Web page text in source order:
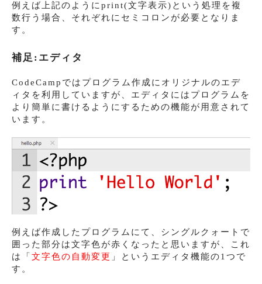
例えば上記のようにprint(文字表示)という処理を複
数行う場合、それぞれにセミコロンが必要となりま
す。
補足:エディタ
CodeCampではプログラム作成にオリジナルのエデ
ィタを利用していますが、エディタにはプログラムを
より簡単に書けるようにするための機能が用意されて
います。
例えば作成したプログラムにて、シングルクォートで
囲った部分は文字色が赤くなったと思いますが、これ
は「 文字色の自動変更 」というエディタ機能の1つで
す。